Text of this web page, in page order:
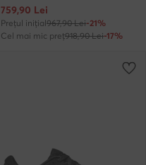
Prețul actual
759,90 Lei
Prețul inițial967,90 Lei-21%
Cel mai mic preț918,90 Lei-17%